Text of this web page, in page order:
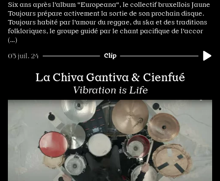
Six ans après l'album "Europeana", le collectif bruxellois Jaune
Toujours prépare activement la sortie de son prochain disque.
Toujours habité par l'amour du reggae, du ska et des traditions
folkloriques, le groupe guidé par le chant pacifique de l'accor
(…)
03 juil. 24 Clip
La Chiva Gantiva & Cienfué
Vibration is Life